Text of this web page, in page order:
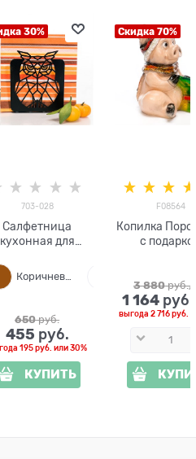
30%
703-028
Салфетница
кухонная для
Коричневый
650 руб.
455 руб.
195 руб. или30%
КУПИТЬ
Скидка 70%
F08564
Копилка
с
3 880 руб./
1 164
выгода 2 716 руб.